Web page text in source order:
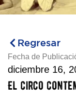
Regresar
Fecha de
diciembre 16,
El circo